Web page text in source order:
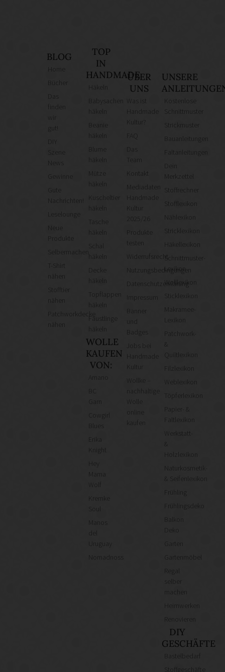
BLOG
finden
gut!
News
Gute
Nachrichten!
Leselounge
Neue
Produkte
Selbermachen
T-Shirt
Stofftier
Patchworkdecke
TOP
IN
HANDMADE
häkeln
häkeln
Mütze
häkeln
Kuscheltier
Tasche
häkeln
häkeln
Topflappen
häkeln
Fäustlinge
häkeln
WOLLE
KAUFEN
VON:
Cowgirl
Knight
Mama
Wolf
Kremke
Manos
Uruguay
Nomadnoss
ÜBER
UNS
Was ist
Kultur?
Das
Team
Kontakt
Mediadaten
Kultur
2025/26
Produkte
testen
Widerrufsrecht
Nutzungsbedingungen
Datenschutzerklärung
Kultur
Wollke –
nachhaltige
kaufen
UNSERE
Kostenlose
Schnittmuster
Strickmuster
Bauanleitungen
Faltanleitungen
Merkzettel
Stoffrechner
Stofflexikon
Nählexikon
Stricklexikon
Häkellexikon
Schnittmuster-
Lexikon
Wolllexikon
Sticklexikon
Makramee-
Lexikon
Patchwork-
&
Quiltlexikon
Filzlexikon
Weblexikon
Töpferlexikon
Papier- &
Faltlexikon
Werkstatt-
&
Holzlexikon
Naturkosmetik-
& Seifenlexikon
Frühling
Frühlingsdeko
Deko
Garten
Gartenmöbel
Regal
Heimwerken
DIY
GESCHÄFTE
Bastelbedarf
Stoffgeschäfte